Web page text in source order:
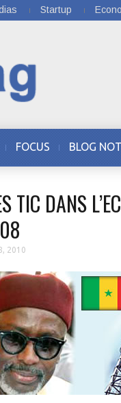
Startup
FOCUS BLOG
TIC DANS
2010